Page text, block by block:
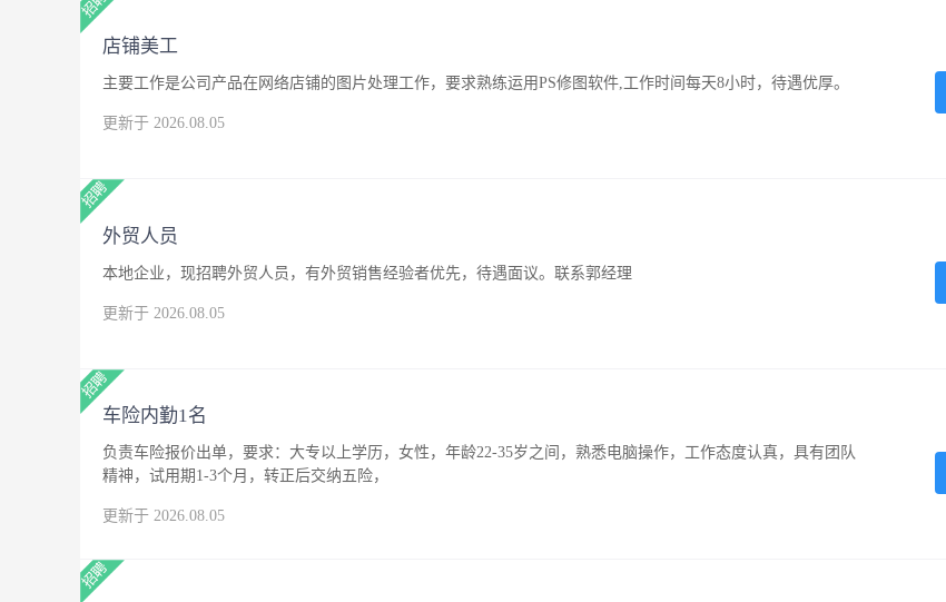
店铺美工
主要工作是公司产品在网络店铺的图片处理工作，要求熟练运用PS修图软件,工作时间每天8小时，待遇优厚。
更新于 2026.08.05
外贸人员
本地企业，现招聘外贸人员，有外贸销售经验者优先，待遇面议。联系郭经理
更新于 2026.08.05
车险内勤1名
负责车险报价出单，要求：大专以上学历，女性，年龄22-35岁之间，熟悉电脑操作，工作态度认真，具有团队
精神，试用期1-3个月，转正后交纳五险，
更新于 2026.08.05